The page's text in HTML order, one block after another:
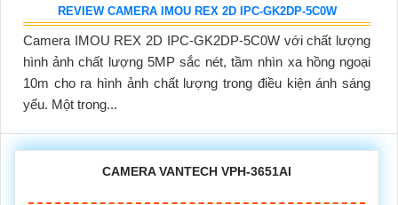
REVIEW CAMERA IMOU REX 2D IPC-GK2DP-5C0W
Camera IMOU REX 2D IPC-GK2DP-5C0W với chất lượng
hình ảnh chất lượng 5MP sắc nét, tầm nhìn xa hồng ngoại
10m cho ra hình ảnh chất lượng trong điều kiện ánh sáng
yếu. Một trong...
CAMERA VANTECH VPH-3651AI